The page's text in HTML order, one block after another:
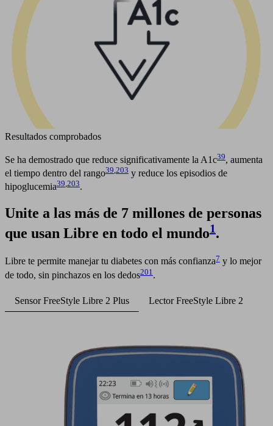
Resultados comprobados
Se ha demostrado que reduce significativamente la A1c39, aumenta
el tiempo dentro del rango39 203 y reduce los episodios de
hipoglucemia39,203.
Unite a las más de 7 millones de personas
que usan Libre en todo el mundo1.
Libre te permite manejar tu diabetes con más confianza7 y lo mejor
de todo, sin pinchazos en los dedos201 .
Sensor FreeStyle Libre 2 Plus Lector FreeStyle Libre 2